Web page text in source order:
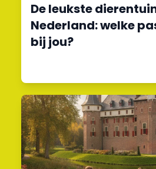
De leukste
Nederland: welke
bij jou?